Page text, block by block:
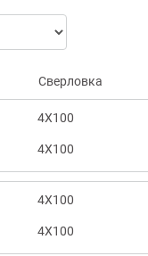
Сверловка
4X100
4X100
4X100
4X100